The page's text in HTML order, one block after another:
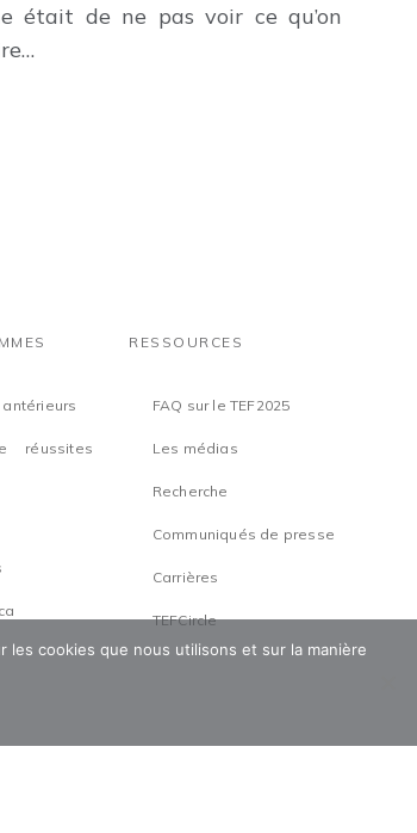
était de ne pas voir ce qu’on
réussites
RESSOURCES
FAQ sur le TEF2025
Les médias
Recherche
Communiqués de presse
Carrières
TEFCircle
cookies que nous utilisons et sur la manière